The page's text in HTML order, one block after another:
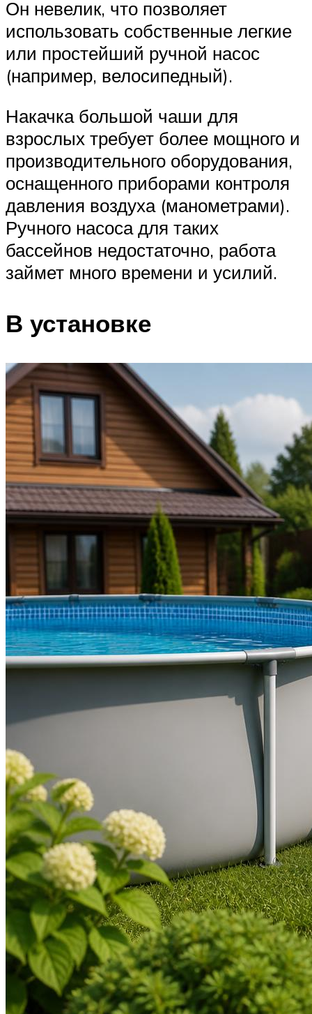
Он невелик, что позволяет
использовать собственные легкие
или простейший ручной насос
(например, велосипедный).
Накачка большой чаши для
взрослых требует более мощного и
производительного оборудования,
оснащенного приборами контроля
давления воздуха (манометрами).
Ручного насоса для таких
бассейнов недостаточно, работа
займет много времени и усилий.
В установке